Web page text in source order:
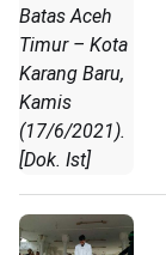
Batas Aceh
Timur – Kota
Karang Baru,
Kamis
(17/6/2021).
[Dok. Ist]